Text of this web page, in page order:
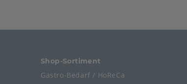
Shop-Sortiment
Gastro-Bedarf / HoReCa